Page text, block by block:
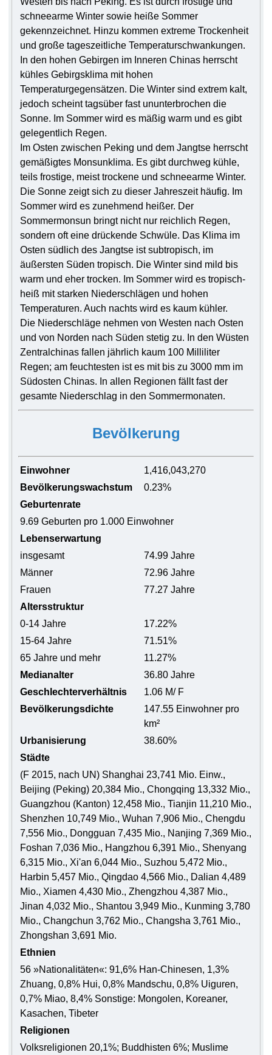
schneearme Winter sowie heiße Sommer
gekennzeichnet. Hinzu kommen extreme Trockenheit
und große tageszeitliche Temperaturschwankungen.
In den hohen Gebirgen im Inneren Chinas herrscht
kühles Gebirgsklima mit hohen
Temperaturgegensätzen. Die Winter sind extrem kalt,
jedoch scheint tagsüber fast ununterbrochen die
Sonne. Im Sommer wird es mäßig warm und es gibt
gelegentlich Regen.
Im Osten zwischen Peking und dem Jangtse herrscht
gemäßigtes Monsunklima. Es gibt durchweg kühle,
teils frostige, meist trockene und schneearme Winter.
Die Sonne zeigt sich zu dieser Jahreszeit häufig. Im
Sommer wird es zunehmend heißer. Der
Sommermonsun bringt nicht nur reichlich Regen,
sondern oft eine drückende Schwüle. Das Klima im
Osten südlich des Jangtse ist subtropisch, im
äußersten Süden tropisch. Die Winter sind mild bis
warm und eher trocken. Im Sommer wird es tropisch-
heiß mit starken Niederschlägen und hohen
Temperaturen. Auch nachts wird es kaum kühler.
Die Niederschläge nehmen von Westen nach Osten
und von Norden nach Süden stetig zu. In den Wüsten
Zentralchinas fallen jährlich kaum 100 Milliliter
Regen; am feuchtesten ist es mit bis zu 3000 mm im
Südosten Chinas. In allen Regionen fällt fast der
gesamte Niederschlag in den Sommermonaten.
Bevölkerung
Einwohner
1,416,043,270
Bevölkerungswachstum
0.23%
Geburtenrate
9.69 Geburten pro 1.000 Einwohner
Lebenserwartung
insgesamt
74.99 Jahre
Männer
72.96 Jahre
Frauen
77.27 Jahre
Altersstruktur
0-14 Jahre
17.22%
15-64 Jahre
71.51%
65 Jahre und mehr
11.27%
Medianalter
36.80 Jahre
Geschlechterverhältnis
1.06 M/ F
Bevölkerungsdichte
147.55 Einwohner pro
km²
Urbanisierung
38.60%
Städte
(F 2015, nach UN) Shanghai 23,741 Mio. Einw.,
Beijing (Peking) 20,384 Mio., Chongqing 13,332 Mio.,
Guangzhou (Kanton) 12,458 Mio., Tianjin 11,210 Mio.,
Shenzhen 10,749 Mio., Wuhan 7,906 Mio., Chengdu
7,556 Mio., Dongguan 7,435 Mio., Nanjing 7,369 Mio.,
Foshan 7,036 Mio., Hangzhou 6,391 Mio., Shenyang
6,315 Mio., Xi'an 6,044 Mio., Suzhou 5,472 Mio.,
Harbin 5,457 Mio., Qingdao 4,566 Mio., Dalian 4,489
Mio., Xiamen 4,430 Mio., Zhengzhou 4,387 Mio.,
Jinan 4,032 Mio., Shantou 3,949 Mio., Kunming 3,780
Mio., Changchun 3,762 Mio., Changsha 3,761 Mio.,
Zhongshan 3,691 Mio.
Ethnien
56 »Nationalitäten«: 91,6% Han-Chinesen, 1,3%
Zhuang, 0,8% Hui, 0,8% Mandschu, 0,8% Uiguren,
0,7% Miao, 8,4% Sonstige: Mongolen, Koreaner,
Kasachen, Tibeter
Religionen
Volksreligionen 20,1%; Buddhisten 6%; Muslime